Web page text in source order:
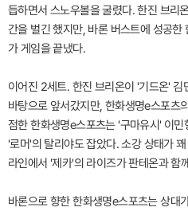
듭하면서 스노우볼을 굴렸다. 한진 브리
간을 벌긴 했지만, 바론 버스트에 성공한
가 게임을 끝냈다.
이어진 2세트. 한진 브리온이 '기드온'
바탕으로 앞서갔지만, 한화생명e스포츠
점한 한화생명e스포츠는 '구마유시' 이
'로머'의 탈리야도 잡았다. 소강 상태가
라인에서 '제카'의 라이즈가 판테온과 함
바론으로 향한 한화생명e스포츠는 상대